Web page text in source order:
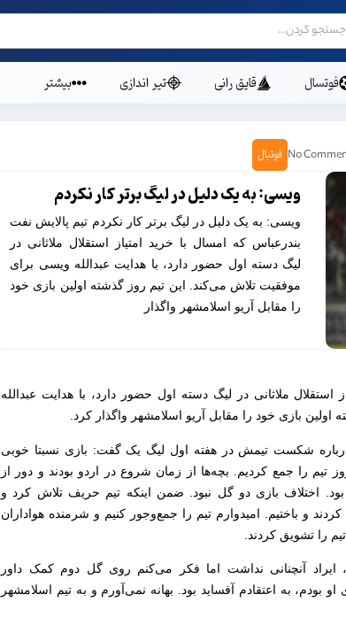
فوتسال قایق رانی تیر اندازی بیشتر
No فوتبال
ویسی: به یک دلیل در لیگ برتر کار نکردم
ویسی: به یک دلیل در لیگ برتر کار نکردم تیم پالایش نفت
بندرعباس که امسال با خرید امتیاز استقلال ملاثانی در
لیگ دسته اول حضور دارد، با هدایت عبدالله ویسی برای
موفقیت تلاش می‌کند. این تیم روز گذشته اولین بازی خود
را مقابل آریو اسلامشهر واگذار
استقلال ملاثانی در لیگ دسته اول حضور دارد، با هدایت عبدالله
بازی خود را مقابل آریو اسلامشهر واگذار کرد.
شکست تیمش در هفته اول لیگ یک گفت: بازی نسبتا خوبی
بازی اول بود. شرایط ما خاص بوده، در 12 روز تیم را جمع کردیم. بچه‌ها از زمان شروع در اردو بودند و دور از
اختلاف بازی دو گل نبود. ضمن اینکه تیم حریف تلاش کرد و
و باختیم. امیدوارم تیم را جمع‌وجور کنیم و شرمنده هواداران
ایراد آنچنانی نداشت اما فکر می‌کنم روی گل دوم کمک داور
بودم، به اعتقادم آفساید بود. بهانه نمی‌آورم و به تیم اسلامشهر